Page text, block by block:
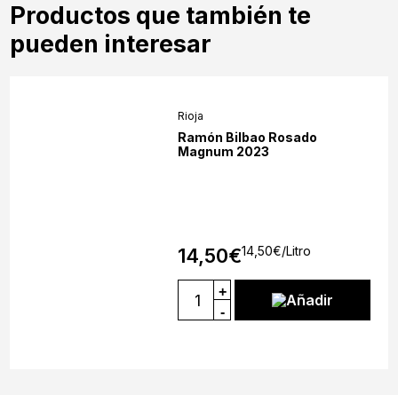
Productos que también te
pueden interesar
Rioja
Ramón Bilbao Rosado
Magnum 2023
14,50€14,50€/Litro
+
-
Añadir